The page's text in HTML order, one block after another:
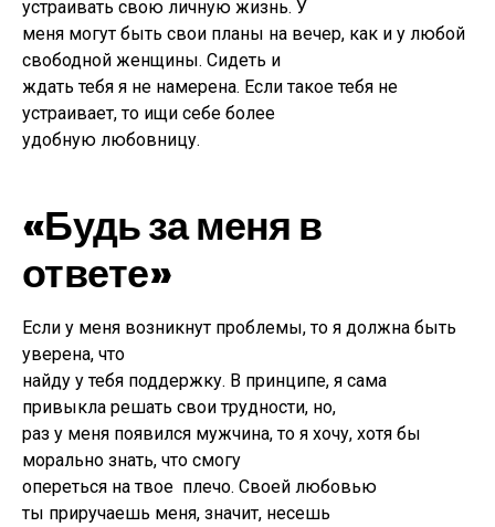
устраивать свою личную жизнь. У
меня могут быть свои планы на вечер, как и у любой
свободной женщины. Сидеть и
ждать тебя я не намерена. Если такое тебя не
устраивает, то ищи себе более
удобную любовницу.
«Будь за меня в
ответе»
Если у меня возникнут проблемы, то я должна быть
уверена, что
найду у тебя поддержку. В принципе, я сама
привыкла решать свои трудности, но,
раз у меня появился мужчина, то я хочу, хотя бы
морально знать, что смогу
опереться на твое плечо. Своей любовью
ты приручаешь меня, значит, несешь